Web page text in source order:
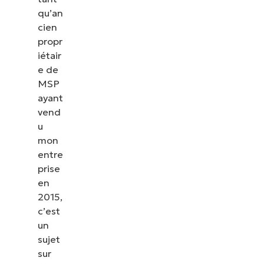
qu’an
cien
propr
iétair
e de
MSP
ayant
vend
u
mon
entre
prise
en
2015,
c’est
un
sujet
sur